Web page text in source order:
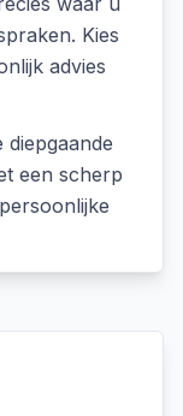
Kies
advies
een scherp